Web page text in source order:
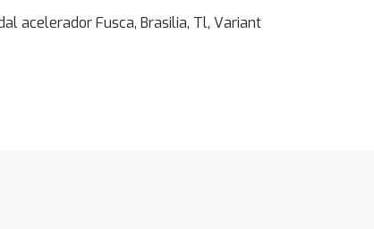
acelerador Fusca, Brasilia, Tl, Variant